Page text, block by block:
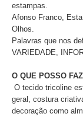
estampas.
Afonso Franco,
Olhos.
Palavras que nos
VARIEDADE,
O QUE POSSO
O tecido tricoline
geral, costura
decoração como